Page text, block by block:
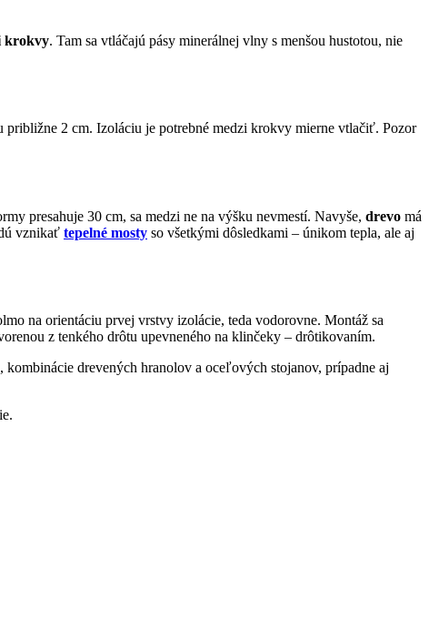
krokvy. Tam sa vtláčajú pásy minerálnej vlny s menšou hustotou, nie
2 cm. Izoláciu je potrebné medzi krokvy mierne vtlačiť. Pozor
presahuje 30 cm, sa medzi ne na výšku nevmestí. Navyše, drevo má
vznikať tepelné mosty so všetkými dôsledkami – únikom tepla, ale aj
na orientáciu prvej vrstvy izolácie, teda vodorovne. Montáž sa
z tenkého drôtu upevneného na klinčeky – drôtikovaním.
drevených hranolov a oceľových stojanov, prípadne aj